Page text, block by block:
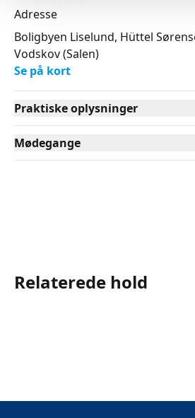
Adresse
Boligbyen Liselund, Hüttel
Vodskov(Salen)
Se på kort
Praktiske oplysninger
Mødegange
Relaterede hold